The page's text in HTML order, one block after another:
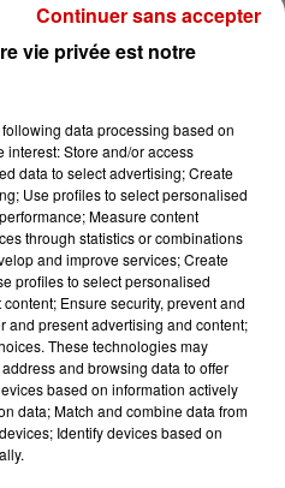
programme ?
: un bébé d'un mois
un incendie, un
: découvrez les
spots d'observation
vie privée est notre
data processing based on
Store and/or access
data to select advertising; Create
Use profiles to select personalised
Measure content
through statistics or combinations
and improve services; Create
profiles to select personalised
Ensure security, prevent and
and present advertising and content;
These technologies may
and browsing data to offer
based on information actively
data; Match and combine data from
Identify devices based on
Continuer sans accepter